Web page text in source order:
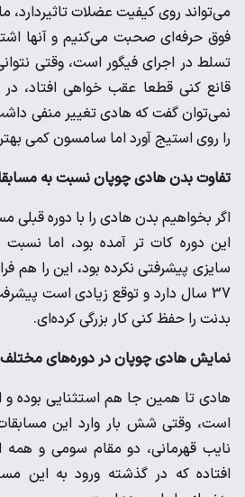
می‌تواند روی کیفیت عضلات تاثیردارد،
فوق حرفه‌ای صحبت می‌کنیم و آنها
تسلط در اجرای فیگور است، وقتی
نمی‌توان گفت که هادی تغییر منفی
را روی استیج آورد اما سامسون کمی
تفاوت بدن هادی چوپان نسبت به مسابقات
اگر بخواهیم بدن هادی را با دوره قبلی
این دوره کات تر آمده بود، اما
سایزی پیشرفتی نکرده بود، این را هم
37 سال دارد و توقع زیادی است
بدنت را حفظ کنی کار بزرگی کرده‌ای.
نمایش هادی چوپان در دوره‌های مختلف
هادی تا همین جا هم استثنایی بوده و
است، وقتی شش بار وارد این
نایب قهرمانی، دو مقام سومی و همه
افتاده که در گذشته ورود به این